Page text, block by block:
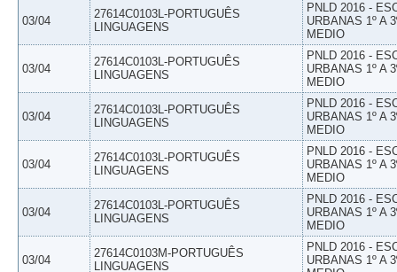
03/04
27614C0103L-PORTUGUÊS
LINGUAGENS
PNLD 2016 -
URBANAS 1º A
MEDIO
03/04
27614C0103L-PORTUGUÊS
LINGUAGENS
PNLD 2016 -
URBANAS 1º A
MEDIO
03/04
27614C0103L-PORTUGUÊS
LINGUAGENS
PNLD 2016 -
URBANAS 1º A
MEDIO
03/04
27614C0103L-PORTUGUÊS
LINGUAGENS
PNLD 2016 -
URBANAS 1º A
MEDIO
03/04
27614C0103L-PORTUGUÊS
LINGUAGENS
PNLD 2016 -
URBANAS 1º A
MEDIO
03/04
27614C0103M-PORTUGUÊS
LINGUAGENS
PNLD 2016 -
URBANAS 1º A